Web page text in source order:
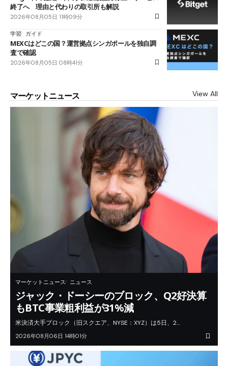
終了へ 理由と代わりの取引所も解説
2026年08月05日 11時09分
学習 ガイド
MEXCはどこの国？運営拠点シンガポールを独自調
査で確認
2026年08月05日 08時41分
マーケットニュース View All
マーケットニュース ニュース
ジャック・ドーシーのブロック、Q2好決算
もBTC事業粗利益が31%減
米決済大手ブロック（旧スクエア、NYSE：XYZ）は5日、2…
2026年08月06日 14時01分